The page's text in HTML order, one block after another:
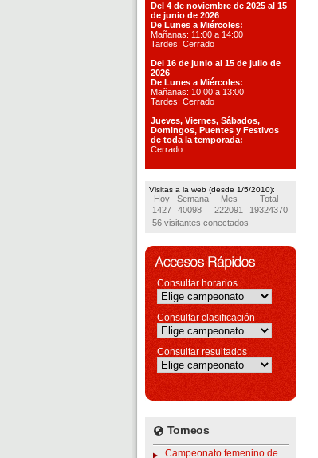
Del 4 de noviembre de 2025 al 15
de junio de 2026
De Lunes a Miércoles:
Mañanas: 11:00 a 14:00
Tardes: Cerrado
Del 16 de junio al 15 de julio de
2026
De Lunes a Miércoles:
Mañanas: 10:00 a 13:00
Tardes: Cerrado
Jueves, Viernes, Sábados,
Domingos, Puentes y Festivos
de toda la temporada:
Cerrado
Visitas a la web (desde 1/5/2010):
Hoy Semana Mes
Total
1427
40098 222091
19324370
56 visitantes conectados
Consultar horarios
Consultar clasificación
Consultar resultados
Torneos
Campeonato femenino de